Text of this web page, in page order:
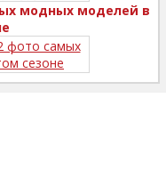
модных моделей в